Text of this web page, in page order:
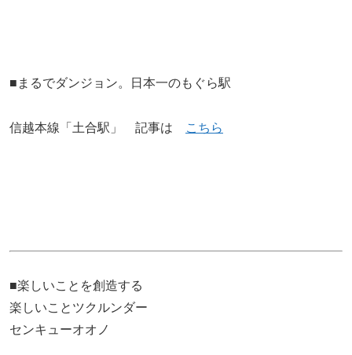
■まるでダンジョン。日本一のもぐら駅
信越本線「土合駅」 記事は こちら
■楽しいことを創造する
楽しいことツクルンダー
センキューオオノ